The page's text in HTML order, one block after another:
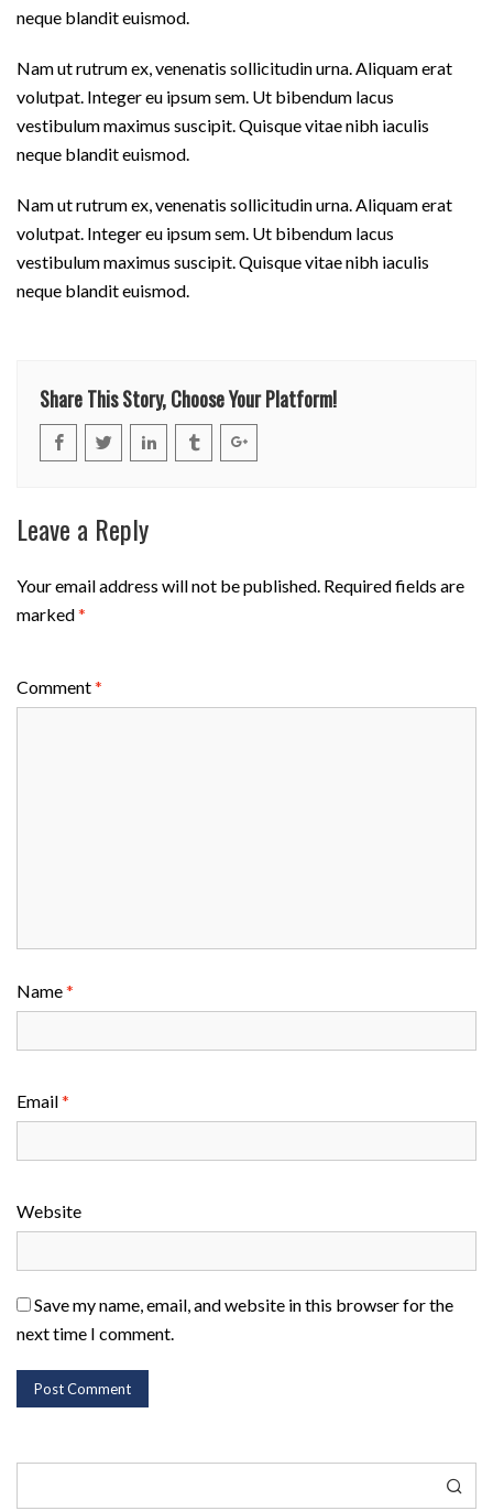
neque blandit euismod.
Nam ut rutrum ex, venenatis sollicitudin urna. Aliquam erat
volutpat. Integer eu ipsum sem. Ut bibendum lacus
vestibulum maximus suscipit. Quisque vitae nibh iaculis
neque blandit euismod.
Nam ut rutrum ex, venenatis sollicitudin urna. Aliquam erat
volutpat. Integer eu ipsum sem. Ut bibendum lacus
vestibulum maximus suscipit. Quisque vitae nibh iaculis
neque blandit euismod.
Share This Story, Choose Your Platform!
Leave a Reply
Your email address will not be published. Required fields are
marked*
Comment*
Name*
Email*
Website
Save my name, email, and website in this browser for the
next time I comment.